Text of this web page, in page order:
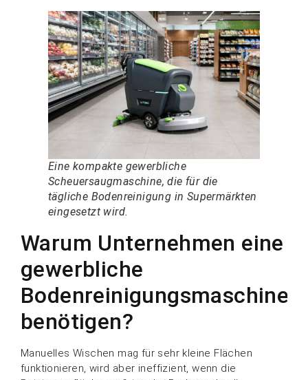
Eine kompakte gewerbliche
Scheuersaugmaschine, die für die
tägliche Bodenreinigung in Supermärkten
eingesetzt wird.
Warum Unternehmen eine
gewerbliche
Bodenreinigungsmaschine
benötigen?
Manuelles Wischen mag für sehr kleine Flächen
funktionieren, wird aber ineffizient, wenn die